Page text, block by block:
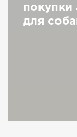
покупки
для